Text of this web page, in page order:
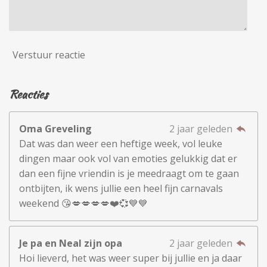
Verstuur reactie
Reacties
Oma Greveling
2 jaar geleden
Dat was dan weer een heftige week, vol leuke
dingen maar ook vol van emoties gelukkig dat er
dan een fijne vriendin is je meedraagt om te gaan
ontbijten, ik wens jullie een heel fijn carnavals
weekend 😘💋💋💋💋❤️💞💙💙
Je pa en Neal zijn opa
2 jaar geleden
Hoi lieverd, het was weer super bij jullie en ja daar